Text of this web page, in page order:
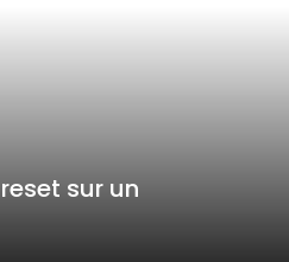
sur un